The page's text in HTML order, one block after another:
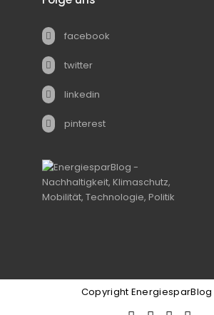
facebook
twitter
linkedin
pinterest
Copyright EnergiesparBlog